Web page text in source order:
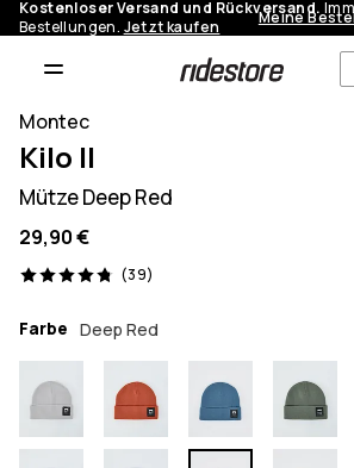
Kostenloser Versand und Rückversand.
Bestellungen. Jetzt kaufen Meine
Montec
Kilo II
Mütze Deep Red
29,90 €
(39)
39 Reviews, 4.8/5
Farbe Deep Red